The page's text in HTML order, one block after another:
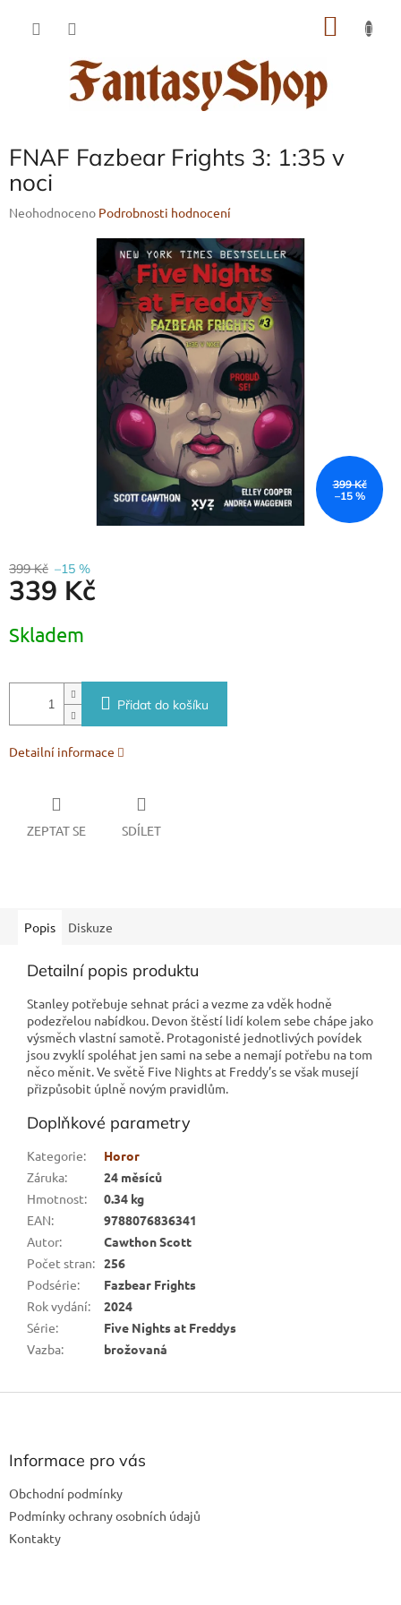
FNAF Fazbear Frights 3: 1:35 v
noci
Průměrné
Neohodnoceno Podrobnosti hodnocení
399 Kč
–15 %
399 Kč –15 %
339 Kč
cena:
Skladem
Přidat do košíku
Detailní informace
ZEPTAT SE SDÍLET
Popis Diskuze
Detailní popis produktu
Stanley potřebuje sehnat práci a vezme za vděk hodně
podezřelou nabídkou. Devon štěstí lidí kolem sebe chápe jako
výsměch vlastní samotě. Protagonisté jednotlivých povídek
jsou zvyklí spoléhat jen sami na sebe a nemají potřebu na tom
něco měnit. Ve světě Five Nights at Freddy’s se však musejí
přizpůsobit úplně novým pravidlům.
Doplňkové parametry
Kategorie:
Horor
Záruka:
24 měsíců
Hmotnost:
0.34 kg
EAN:
9788076836341
Autor:
Cawthon Scott
Počet stran: 256
Podsérie:
Fazbear Frights
Rok vydání:
2024
Série:
Five Nights at Freddys
Vazba: brožovaná
Z
Informace pro vás
Obchodní podmínky
Podmínky ochrany osobních údajů
Kontakty